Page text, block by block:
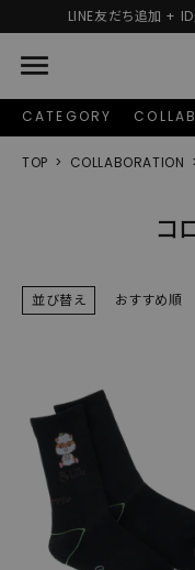
LINE友だち追加 +
menu
CATEGORY
TOP COLLABORATION
コ
並び替え おすすめ順